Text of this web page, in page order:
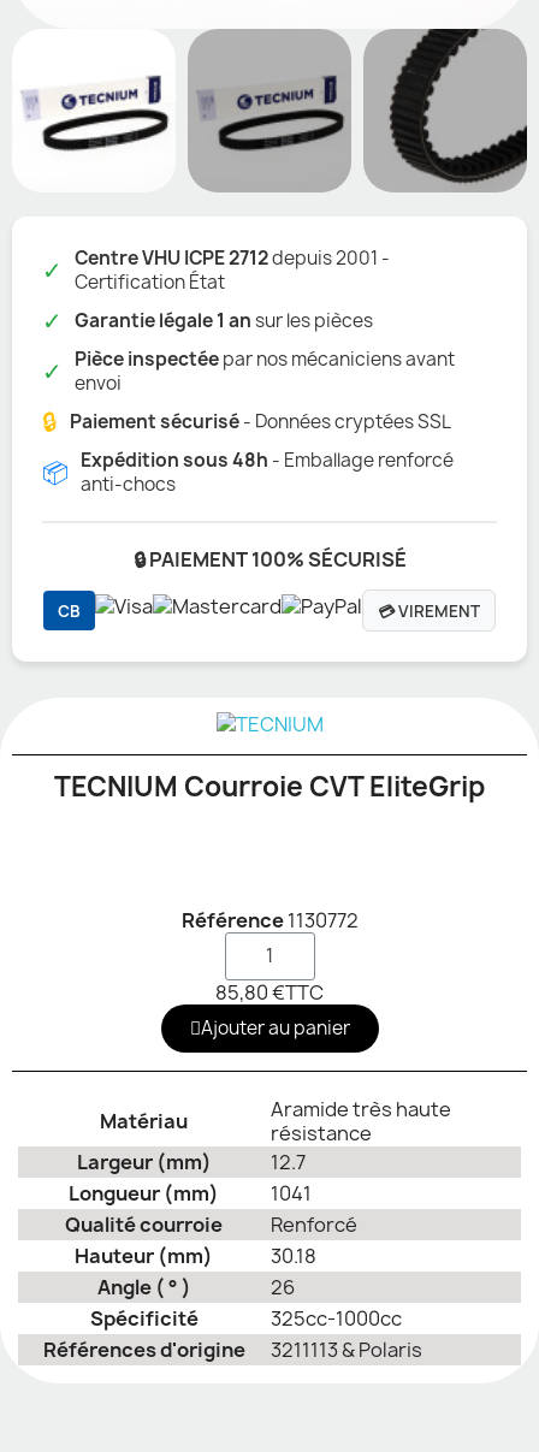
✓ Centre VHU ICPE 2712depuis 2001 -
Certification État
✓ Garantie légale 1 ansur les pièces
✓ Pièce inspectéepar nos mécaniciens avant
envoi
🔒 Paiement sécurisé- Données cryptées SSL
📦 Expédition sous 48h - Emballage renforcé
anti-chocs
🔒 PAIEMENT 100% SÉCURISÉ
CB 💳 VIREMENT
TECNIUM Courroie CVT EliteGrip
Référence 1130772
85,80 €TTC
Ajouter au panier
Matériau
Aramide très haute
résistance
Largeur (mm)
12.7
Longueur (mm)
1041
Qualité courroie
Renforcé
Hauteur (mm)
30.18
Angle ( ° )
26
Spécificité
325cc-1000cc
Références d'origine
3211113 & Polaris